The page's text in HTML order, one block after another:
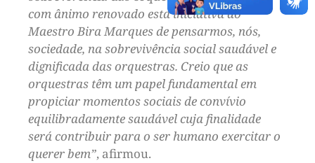
com ânimo renovado esta iniciativa do
Maestro Bira Marques de pensarmos, nós,
sociedade, na sobrevivência social saudável e
dignificada das orquestras. Creio que as
orquestras têm um papel fundamental em
propiciar momentos sociais de convívio
equilibradamente saudável cuja finalidade
será contribuir para o ser humano exercitar o
querer bem”, afirmou.